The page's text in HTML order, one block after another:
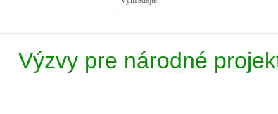
Výzvy pre národné